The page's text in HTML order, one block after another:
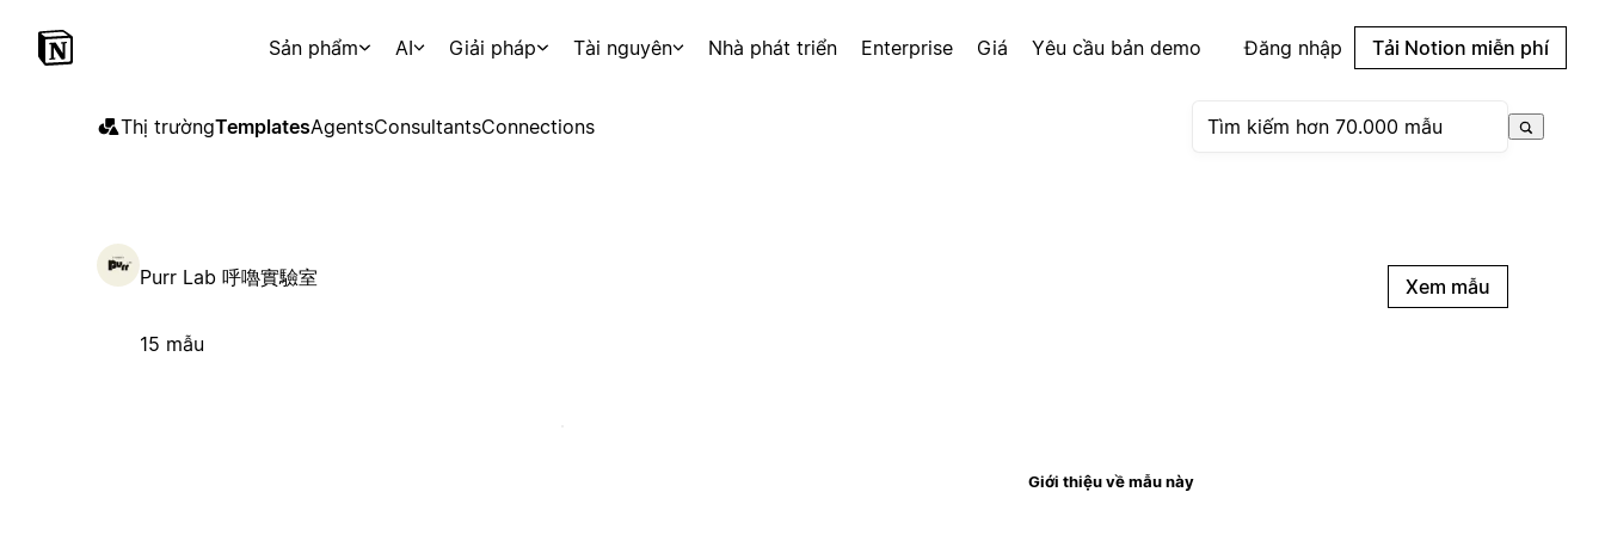
Sản phẩm AI Giải pháp Tài nguyên Nhà phát triển Enterprise Giá Yêu cầu bản demo Đăng nhập Tải Notion miễn phí
Thị trườngTemplatesAgentsConsultantsConnections
Purr Lab 呼嚕實驗室
15 mẫu
Xem mẫu
Giới thiệu về mẫu này